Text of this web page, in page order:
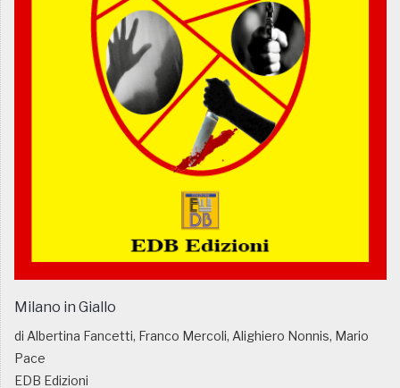
Milano in Giallo
di Albertina Fancetti, Franco Mercoli, Alighiero Nonnis, Mario
Pace
EDB Edizioni